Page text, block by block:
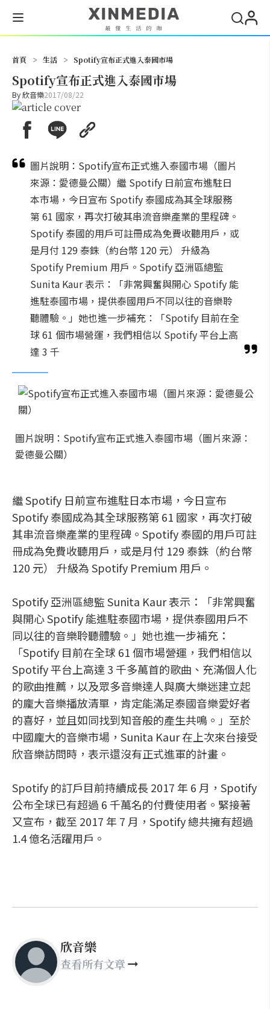
首頁 > 生活 > Spotify宣布正式進入泰國市場
Spotify宣布正式進入泰國市場
By欣音樂2017/08/22
圖片說明：Spotify宣布正式進入泰國市場（圖片
來源：愛德曼公關）繼 Spotify 日前宣布進駐日
本市場，今日宣布 Spotify 泰國成為其全球服務
第 61 國家，再次打破其串流音樂產業的里程碑。
Spotify 泰國的用戶可註冊成為免費收聽用戶，或
是月付 129 泰銖（約台幣 120 元） 升級為
Spotify Premium 用戶。Spotify 亞洲區總監
Sunita Kaur 表示：「非常興奮與開心 Spotify 能
進駐泰國市場，提供泰國用戶不同以往的音樂聆
聽體驗。」她也進一步補充：「Spotify 目前在全
球 61 個市場營運，我們相信以 Spotify 平台上高
達 3 千
圖片說明：Spotify宣布正式進入泰國市場（圖片來源：
愛德曼公關）
繼 Spotify 日前宣布進駐日本市場，今日宣布
Spotify 泰國成為其全球服務第 61 國家，再次打破
其串流音樂產業的里程碑。Spotify 泰國的用戶可註
冊成為免費收聽用戶，或是月付 129 泰銖（約台幣
120 元） 升級為 Spotify Premium 用戶。
Spotify 亞洲區總監 Sunita Kaur 表示：「非常興奮
與開心 Spotify 能進駐泰國市場，提供泰國用戶不
同以往的音樂聆聽體驗。」她也進一步補充：
「Spotify 目前在全球 61 個市場營運，我們相信以
Spotify 平台上高達 3 千多萬首的歌曲、充滿個人化
的歌曲推薦，以及眾多音樂達人與廣大樂迷建立起
的龐大音樂播放清單，肯定能滿足泰國音樂愛好者
的喜好，並且如同找到知音般的產生共鳴。」至於
中國龐大的音樂市場，Sunita Kaur 在上次來台接受
欣音樂訪問時，表示還沒有正式進軍的計畫。
Spotify 的訂戶目前持續成長 2017 年 6 月，Spotify
公布全球已有超過 6 千萬名的付費使用者。緊接著
又宣布，截至 2017 年 7 月，Spotify 總共擁有超過
1.4 億名活躍用戶。
欣音樂
查看所有文章